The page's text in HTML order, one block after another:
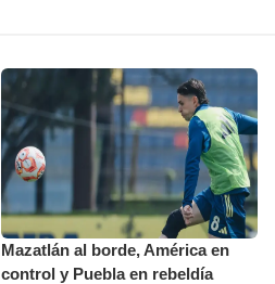
Mazatlán al borde, América en
control y Puebla en rebeldía